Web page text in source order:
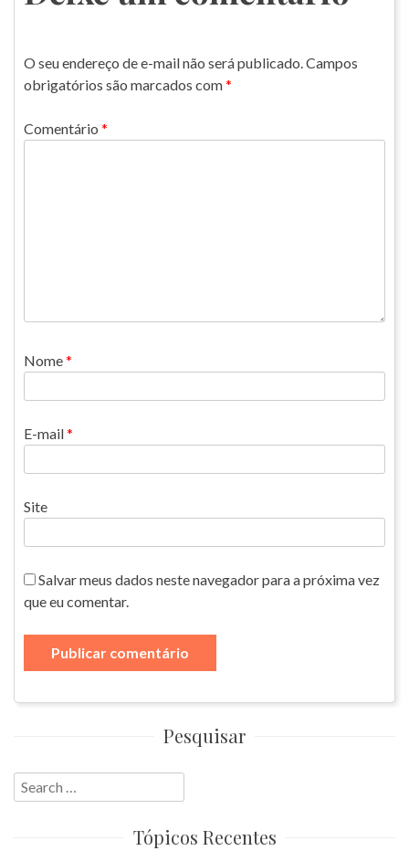
O seu endereço de e-mail não será publicado.Campos
obrigatórios são marcados com*
Comentário *
Nome*
E-mail*
Site
Salvar meus dados neste navegador para a próxima vez
que eu comentar.
Pesquisar
Search
for:
Tópicos Recentes